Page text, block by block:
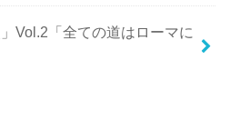
Vol.2「全ての道はローマに